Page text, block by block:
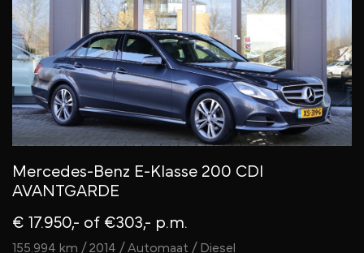
Mercedes-Benz E-Klasse 200 CDI
AVANTGARDE
€ 17.950,- of €303,- p.m.
155.994 km / 2014 / Automaat / Diesel